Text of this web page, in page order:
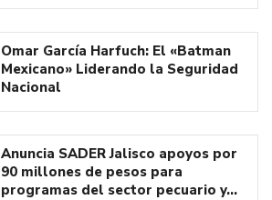
Omar García Harfuch: El «Batman
Mexicano» Liderando la Seguridad
Nacional
Anuncia SADER Jalisco apoyos por
90 millones de pesos para
programas del sector pecuario y…